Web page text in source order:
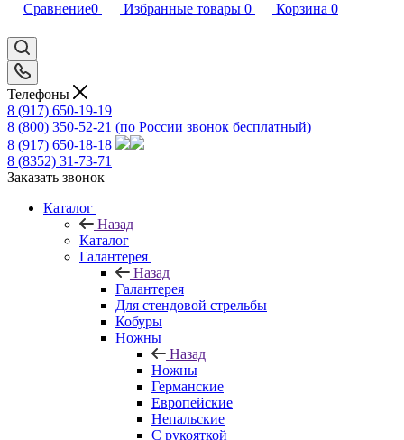
Сравнение0 Избранные товары 0 Корзина 0
Телефоны
8 (917) 650-19-19
8 (800) 350-52-21 (по России звонок бесплатный)
8 (917) 650-18-18
8 (8352) 31-73-71
Заказать звонок
Каталог
Назад
Каталог
Галантерея
Назад
Галантерея
Для стендовой стрельбы
Кобуры
Ножны
Назад
Ножны
Германские
Европейские
Непальские
С рукояткой